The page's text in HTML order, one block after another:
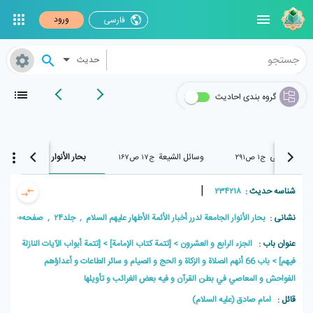
فارسی ورود
حدیث
گروه بندی احادیث
رجال الکشی ج۱ ص۲۹۱ وسائل الشیعة ج۱۷ ص۱۶۷ بحار الأنوار
شناسه حدیث : ۲۳۴۲۱۸ |
نشانی : بحار الأنوار الجامعة لدرر أخبار الأئمة الأطهار علیهم السلام , جلد۲۴ , صفحه۳۰۰
عنوان باب : الجزء الرابع و العشرون [تتمة كتاب الإمامة]
[تتمة أبواب الآيات النازلة
فيهم]
باب 66 أنهم الصلاة و الزكاة و الحج و الصيام و سائر الطاعات و أعداؤهم
الفواحش و المعاصي في بطن القرآن و فيه بعض الغرائب و تأويلها
قائل : امام صادق (علیه السلام)